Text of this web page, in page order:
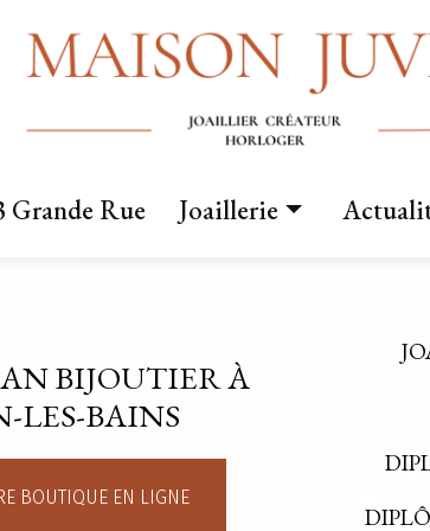
Grande Rue Joaillerie
Mariage
BIJOUTIER À
LES-BAINS
BOUTIQUE EN LIGNE